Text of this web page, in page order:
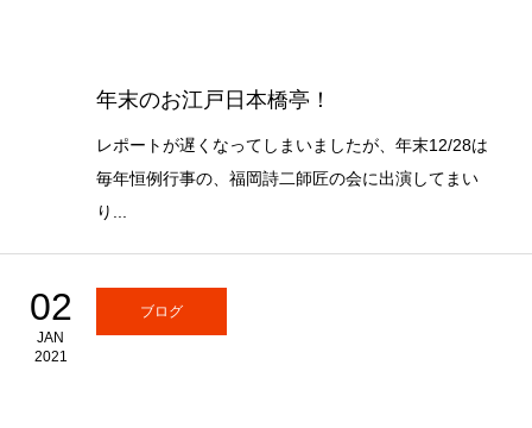
年末のお江戸日本橋亭！
レポートが遅くなってしまいましたが、年末12/28は
毎年恒例行事の、福岡詩二師匠の会に出演してまい
り...
02
JAN
2021
ブログ